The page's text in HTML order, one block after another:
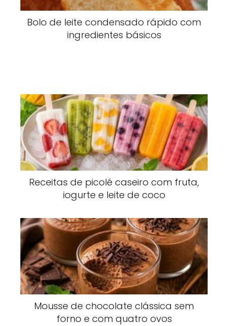
Bolo de leite condensado rápido com
ingredientes básicos
Receitas de picolé caseiro com fruta,
iogurte e leite de coco
Mousse de chocolate clássica sem
forno e com quatro ovos